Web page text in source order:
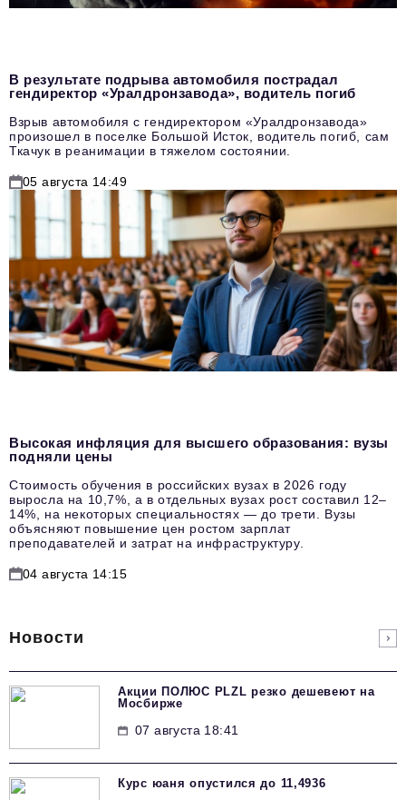
В результате подрыва автомобиля пострадал
гендиректор «Уралдронзавода», водитель погиб
Взрыв автомобиля с гендиректором «Уралдронзавода»
произошел в поселке Большой Исток, водитель погиб, сам
Ткачук в реанимации в тяжелом состоянии.
05 августа 14:49
Высокая инфляция для высшего образования: вузы
подняли цены
Стоимость обучения в российских вузах в 2026 году
выросла на 10,7%, а в отдельных вузах рост составил 12–
14%, на некоторых специальностях — до трети. Вузы
объясняют повышение цен ростом зарплат
преподавателей и затрат на инфраструктуру.
04 августа 14:15
Новости
Акции ПОЛЮС PLZL резко дешевеют на
Мосбирже
07 августа 18:41
Курс юаня опустился до 11,4936